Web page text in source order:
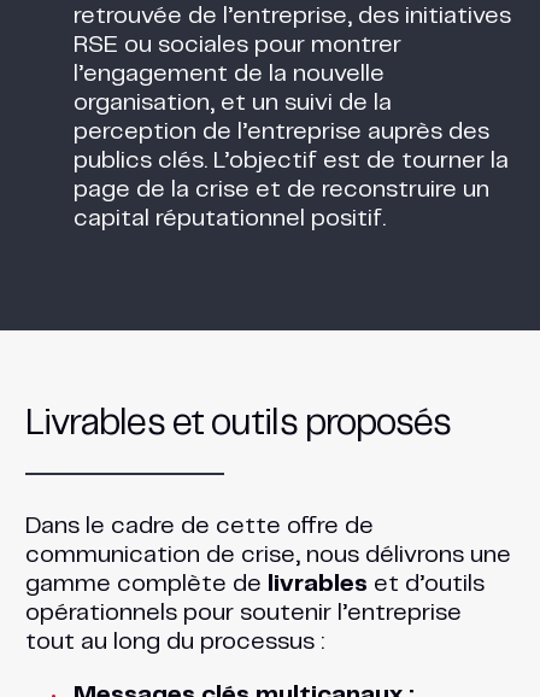
retrouvée de l’entreprise, des initiatives
RSE ou sociales pour montrer
l’engagement de la nouvelle
organisation, et un suivi de la
perception de l’entreprise auprès des
publics clés. L’objectif est de tourner la
page de la crise et de reconstruire un
capital réputationnel positif.
Livrables et outils proposés
Dans le cadre de cette offre de
communication de crise, nous délivrons une
gamme complète de
livrables et d’outils
opérationnels pour soutenir l’entreprise
tout au long du processus :